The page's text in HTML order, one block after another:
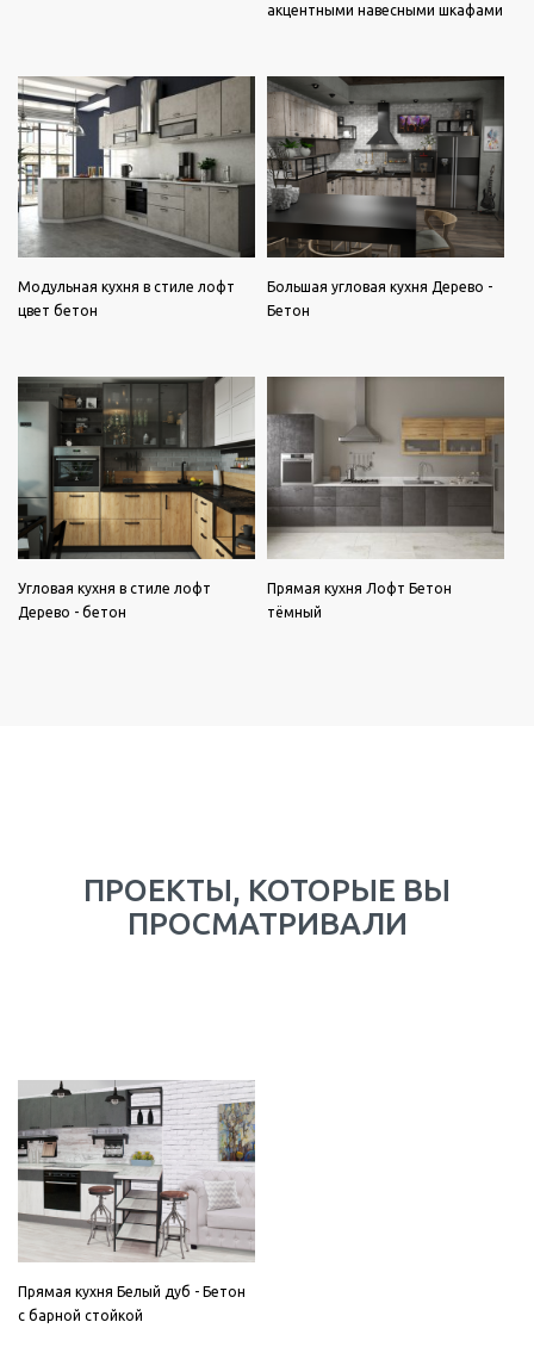
акцентными навесными шкафами
Модульная кухня в стиле лофт
цвет бетон
Большая угловая кухня Дерево -
Бетон
Угловая кухня в стиле лофт
Дерево - бетон
Прямая кухня Лофт Бетон
тёмный
ПРОЕКТЫ, КОТОРЫЕ ВЫ
ПРОСМАТРИВАЛИ
Прямая кухня Белый дуб - Бетон
с барной стойкой